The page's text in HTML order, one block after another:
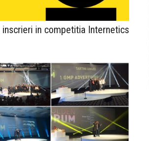
inscrieri in competitia Internetics